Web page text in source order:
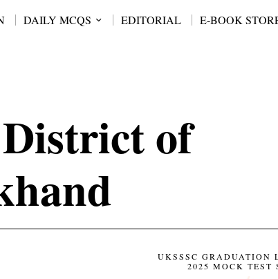
DAILY MCQS EDITORIAL
E-BOOK
of
UKSSSC GRADUATION
2025 MOCK TEST